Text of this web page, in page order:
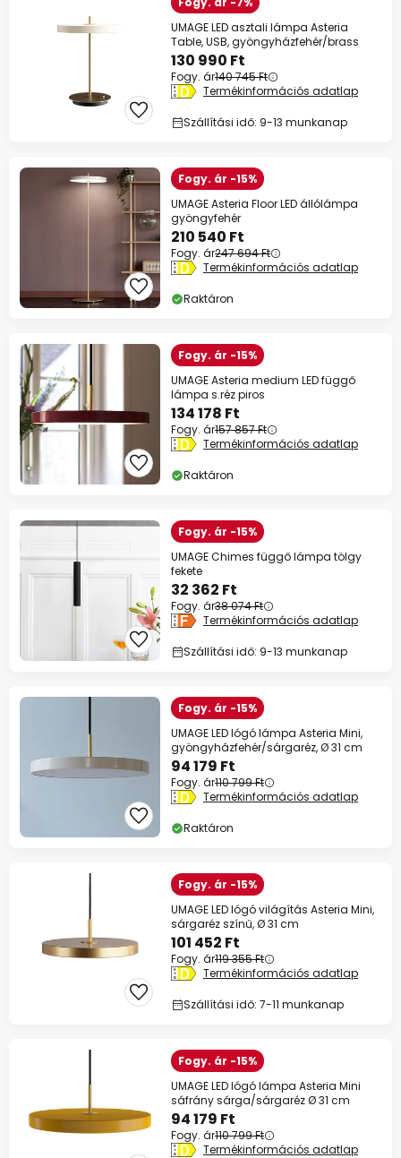
UMAGE LED asztali lámpa Asteria
Table, USB, gyöngyházfehér/brass
130 990 Ft
Fogy. ár140 745 Ft
Termékinformációs adatlap
Szállítási idő: 9-13 munkanap
Fogy. ár -15%
UMAGE Asteria Floor LED állólámpa
gyöngyfehér
210 540 Ft
Fogy. ár247 694 Ft
Termékinformációs adatlap
Raktáron
Fogy. ár -15%
UMAGE Asteria medium LED függő
lámpa s.réz piros
134 178 Ft
Fogy. ár157 857 Ft
Termékinformációs adatlap
Raktáron
Fogy. ár -15%
UMAGE Chimes függő lámpa tölgy
fekete
32 362 Ft
Fogy. ár38 074 Ft
Termékinformációs adatlap
Szállítási idő: 9-13 munkanap
Fogy. ár -15%
UMAGE LED lógó lámpa Asteria Mini,
gyöngyházfehér/sárgaréz, Ø 31 cm
94 179 Ft
Fogy. ár110 799 Ft
Termékinformációs adatlap
Raktáron
Fogy. ár -15%
UMAGE LED lógó világítás Asteria Mini,
sárgaréz színű, Ø 31 cm
101 452 Ft
Fogy. ár119 355 Ft
Termékinformációs adatlap
Szállítási idő: 7-11 munkanap
Fogy. ár -15%
UMAGE LED lógó lámpa Asteria Mini
sáfrány sárga/sárgaréz Ø 31 cm
94 179 Ft
Fogy. ár110 799 Ft
Termékinformációs adatlap